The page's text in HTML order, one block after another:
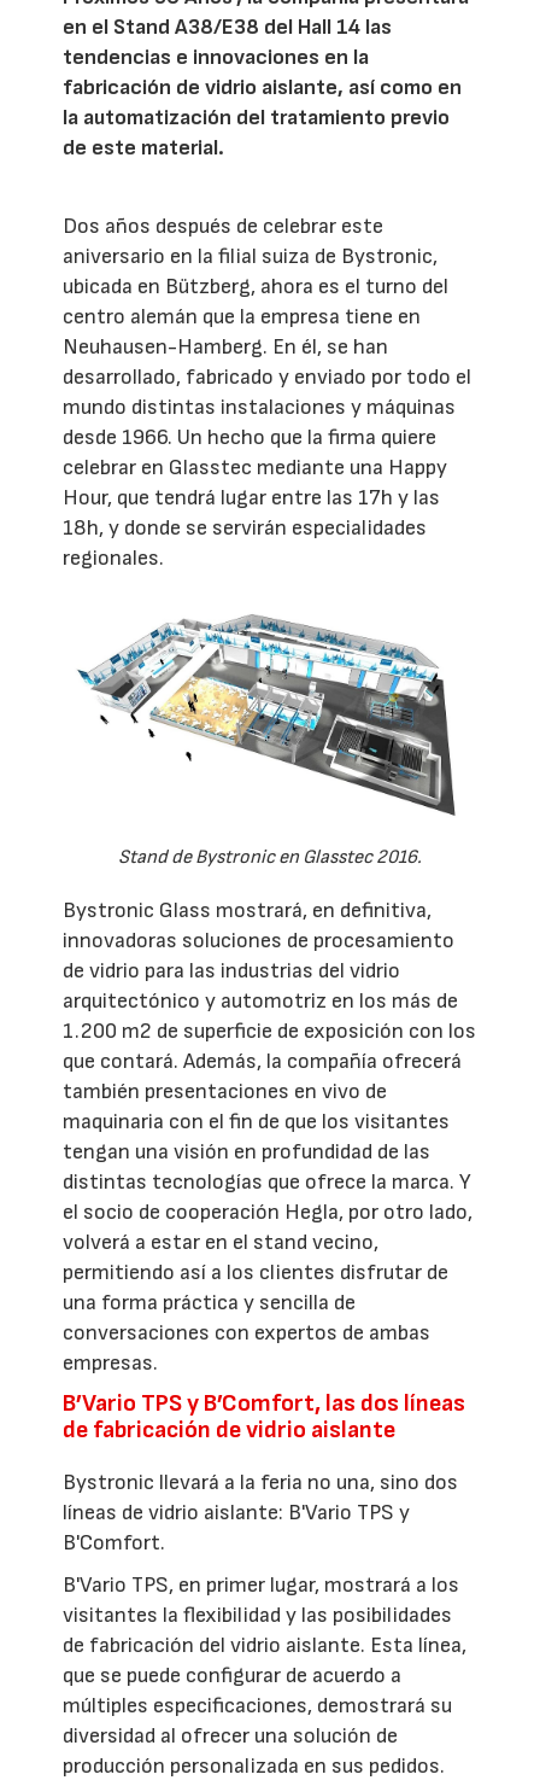
en el Stand A38/E38 del Hall 14 las
tendencias e innovaciones en la
fabricación de vidrio aislante, así como en
la automatización del tratamiento previo
de este material.
Dos años después de celebrar este
aniversario en la filial suiza de Bystronic,
ubicada en Bützberg, ahora es el turno del
centro alemán que la empresa tiene en
Neuhausen-Hamberg. En él, se han
desarrollado, fabricado y enviado por todo el
mundo distintas instalaciones y máquinas
desde 1966. Un hecho que la firma quiere
celebrar en Glasstec mediante una Happy
Hour, que tendrá lugar entre las 17h y las
18h, y donde se servirán especialidades
regionales.
Stand de Bystronic en Glasstec 2016.
Bystronic Glass mostrará, en definitiva,
innovadoras soluciones de procesamiento
de vidrio para las industrias del vidrio
arquitectónico y automotriz en los más de
1.200 m2 de superficie de exposición con los
que contará. Además, la compañía ofrecerá
también presentaciones en vivo de
maquinaria con el fin de que los visitantes
tengan una visión en profundidad de las
distintas tecnologías que ofrece la marca. Y
el socio de cooperación Hegla, por otro lado,
volverá a estar en el stand vecino,
permitiendo así a los clientes disfrutar de
una forma práctica y sencilla de
conversaciones con expertos de ambas
empresas.
B’Vario TPS y B’Comfort, las dos líneas
de fabricación de vidrio aislante
Bystronic llevará a la feria no una, sino dos
líneas de vidrio aislante: B'Vario TPS y
B'Comfort.
B'Vario TPS, en primer lugar, mostrará a los
visitantes la flexibilidad y las posibilidades
de fabricación del vidrio aislante. Esta línea,
que se puede configurar de acuerdo a
múltiples especificaciones, demostrará su
diversidad al ofrecer una solución de
producción personalizada en sus pedidos.